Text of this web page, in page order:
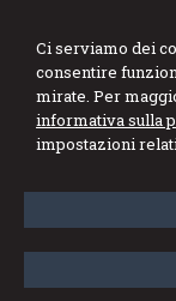
Ci serviamo dei
consentire
mirate. Per
informativa sulla
impostazioni
Area Bilancio